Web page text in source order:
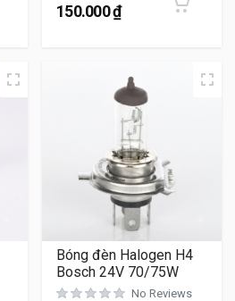
150.000₫
Bóng đèn Halogen H4
Bosch 24V 70/75W
No Reviews